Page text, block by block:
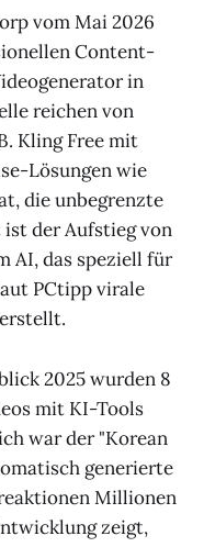
vom Mai 2026
Content-
in
reichen von
Kling Free mit
Lösungen wie
die unbegrenzte
der Aufstieg von
AI, das speziell für
PCtipp virale
2025 wurden 8
mit KI-Tools
war der "Korean
generierte
Millionen
zeigt,